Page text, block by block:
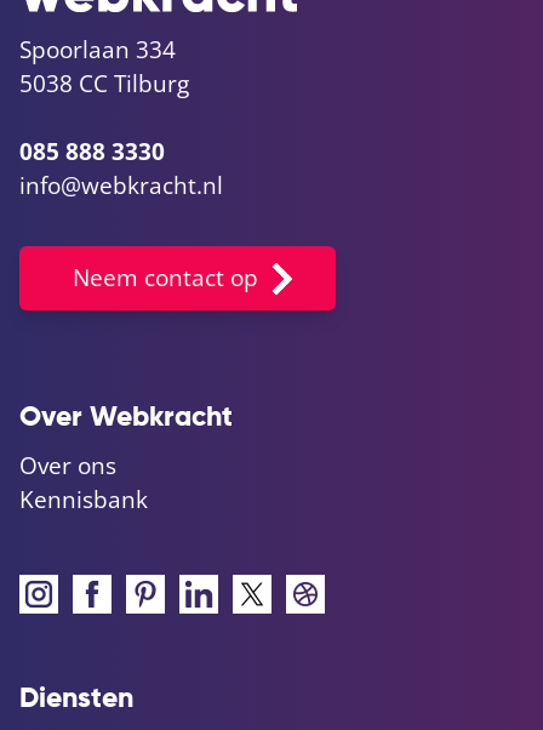
Spoorlaan 334
5038 CC Tilburg
085 888 3330
info@webkracht.nl
Neem contact op
Over Webkracht
Over ons
Kennisbank
Diensten